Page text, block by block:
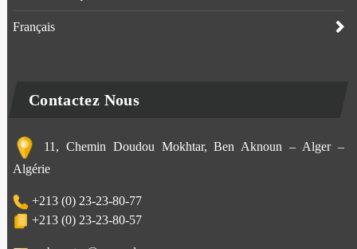
Français
Contactez Nous
11, Chemin Doudou Mokhtar, Ben Aknoun – Alger –
Algérie
+213 (0) 23-23-80-77
+213 (0) 23-23-80-57